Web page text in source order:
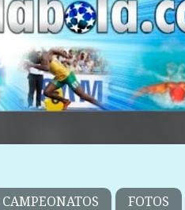
CAMPEONATOS FOTOS